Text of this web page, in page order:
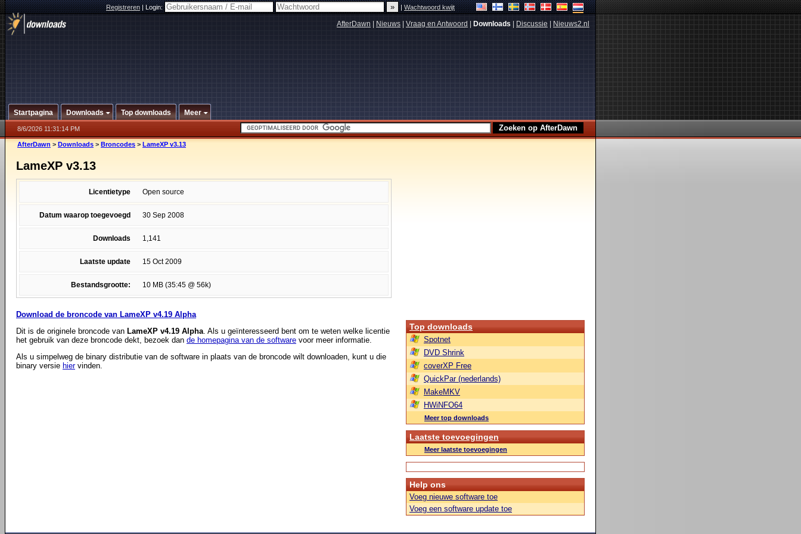
Registreren|Login: |Wachtwoord kwijt
AfterDawn Nieuws Vraag en Antwoord Downloads Discussie Nieuws2.nl
Startpagina Downloads Top downloads Meer
8/6/2026 11:31:14 PM
AfterDawn > Downloads > Broncodes > LameXP v3.13
LameXP v3.13
Licentietype Open source
Datum waarop toegevoegd 30 Sep 2008
Downloads 1,141
Laatste update 15 Oct 2009
Bestandsgrootte: 10 MB (35:45 @ 56k)
Download de broncode van LameXP v4.19 Alpha
Dit is de originele broncode van LameXP v4.19 Alpha. Als u geïnteresseerd bent om te weten welke licentie
het gebruik van deze broncode dekt, bezoek dan de homepagina van de software voor meer informatie.
Als u simpelweg de binary distributie van de software in plaats van de broncode wilt downloaden, kunt u die
binary versie hiervinden.
Top downloads
Spotnet
DVD Shrink
coverXP Free
QuickPar (nederlands)
MakeMKV
HWiNFO64
Meer top downloads
Laatste toevoegingen
Meer laatste toevoegingen
Help ons
Voeg nieuwe software toe
Voeg een software update toe